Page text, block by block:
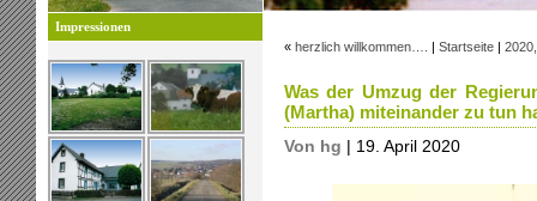
Impressionen
« herzlich willkommen…. | Startseite |
Was der Umzug der
(Martha) miteinander zu tun
Von hg | 19. April 2020